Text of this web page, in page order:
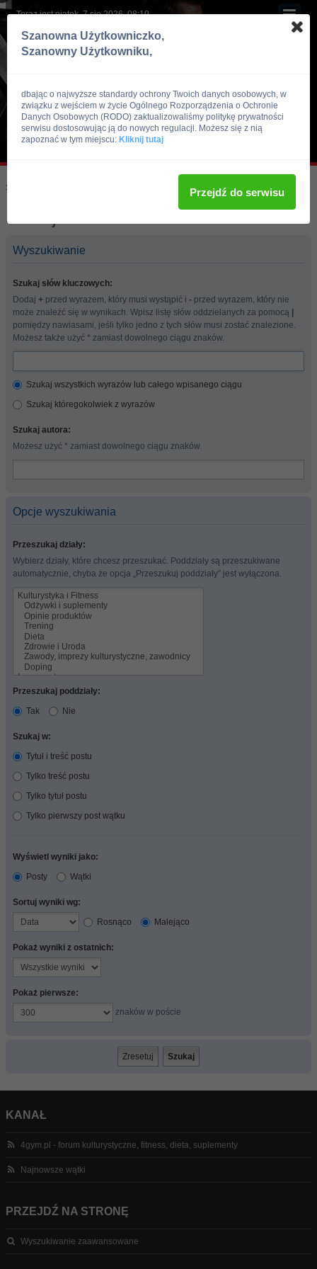
Teraz jest piątek, 7 sie 2026, 08:19
Skocz do:
Szukaj
Wyszukiwanie
Szukaj słów kluczowych:
Dodaj + przed wyrazem, który musi wystąpić i - przed wyrazem, który nie
może znaleźć się w wynikach. Wpisz listę słów oddzielanych za pomocą
pomiędzy nawiasami, jeśli tylko jedno z tych słów musi zostać znalezione.
Możesz także użyć * zamiast dowolnego ciągu znaków.
Szukaj wszystkich wyrazów lub całego wpisanego ciągu
Szukaj któregokolwiek z wyrazów
Szukaj autora:
Możesz użyć * zamiast dowolnego ciągu znaków.
Opcje wyszukiwania
Przeszukaj działy:
Wybierz działy, które chcesz przeszukać. Poddziały są przeszukiwane
automatycznie, chyba że opcja „Przeszukuj poddziały” jest wyłączona.
Przeszukaj poddziały:
Tak
Nie
Szukaj w:
Tytuł i treść postu
Tylko treść postu
Tylko tytuł postu
Tylko pierwszy post wątku
Wyświetl wyniki jako:
Posty
Wątki
Sortuj wyniki wg:
Rosnąco
Malejąco
Pokaż wyniki z ostatnich:
Pokaż pierwsze:
znaków w poście
KANAŁ
4gym.pl - forum kulturystyczne, fitness, dieta, suplementy
Najnowsze wątki
PRZEJDŹ NA STRONĘ
Wyszukiwanie zaawansowane
Szanowna Użytkowniczko,
Szanowny Użytkowniku,
dbając o najwyższe standardy ochrony Twoich danych osobowych, w
związku z wejściem w życie Ogólnego Rozporządzenia o Ochronie
Danych Osobowych (RODO) zaktualizowaliśmy politykę prywatności
serwisu dostosowując ją do nowych regulacji. Możesz się z nią
zapoznać w tym miejscu: Kliknij tutaj
Przejdź do serwisu